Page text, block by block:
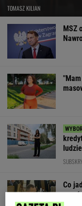
TOMASZ KILIAN
MSZ
Co